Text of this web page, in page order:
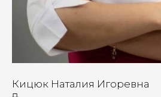
Кицюк Наталия Игоревна